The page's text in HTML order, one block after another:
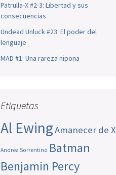
Patrulla-X #2-3: Libertad y sus
consecuencias
Undead Unluck #23: El poder del
lenguaje
MAD #1: Una rareza nipona
Etiquetas
Al EwingAmanecer de X
Andrea Sorrentino Batman
Benjamin Percy